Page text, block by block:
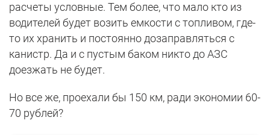
расчеты условные. Тем более, что мало кто из
водителей будет возить емкости с топливом, где-
то их хранить и постоянно дозаправляться с
канистр. Да и с пустым баком никто до АЗС
доезжать не будет.
Но все же, проехали бы 150 км, ради экономии 60-
70 рублей?